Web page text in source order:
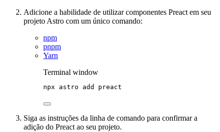
Adicione a habilidade de utilizar componentes Preact em seu
projeto Astro com um único comando:
npm
pnpm
Yarn
Terminal window
npx astro add preact
Siga as instruções da linha de comando para confirmar a
adição do Preact ao seu projeto.